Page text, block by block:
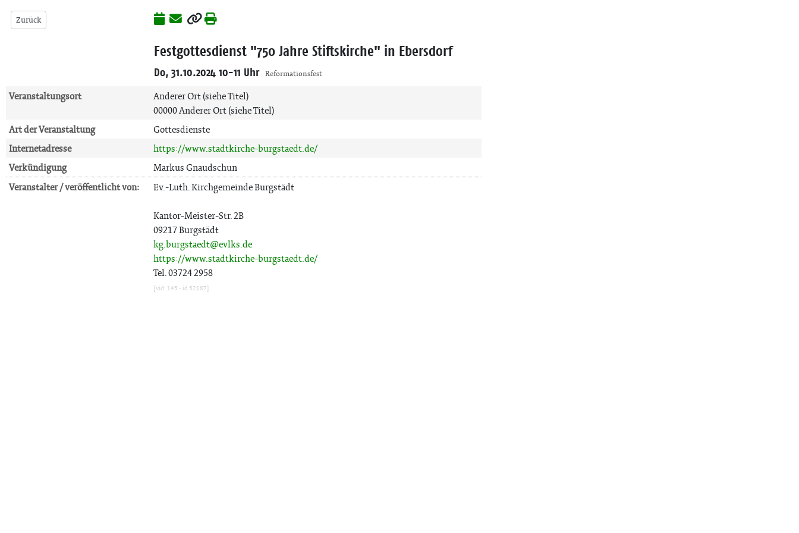
Zurück
Festgottesdienst "750 Jahre Stiftskirche" in Ebersdorf
Do, 31.10.2024 10-11 Uhr Reformationsfest
Veranstaltungsort
Anderer Ort (siehe Titel)
00000 Anderer Ort (siehe Titel)
Art der Veranstaltung
Gottesdienste
Internetadresse
https://www.stadtkirche-burgstaedt.de/
Verkündigung
Markus Gnaudschun
Veranstalter / veröffentlicht von:
Ev.-Luth. Kirchgemeinde Burgstädt
Kantor-Meister-Str. 2B
09217 Burgstädt
kg.burgstaedt@evlks.de
https://www.stadtkirche-burgstaedt.de/
Tel. 03724 2958
[vid: 145 - id 52187]